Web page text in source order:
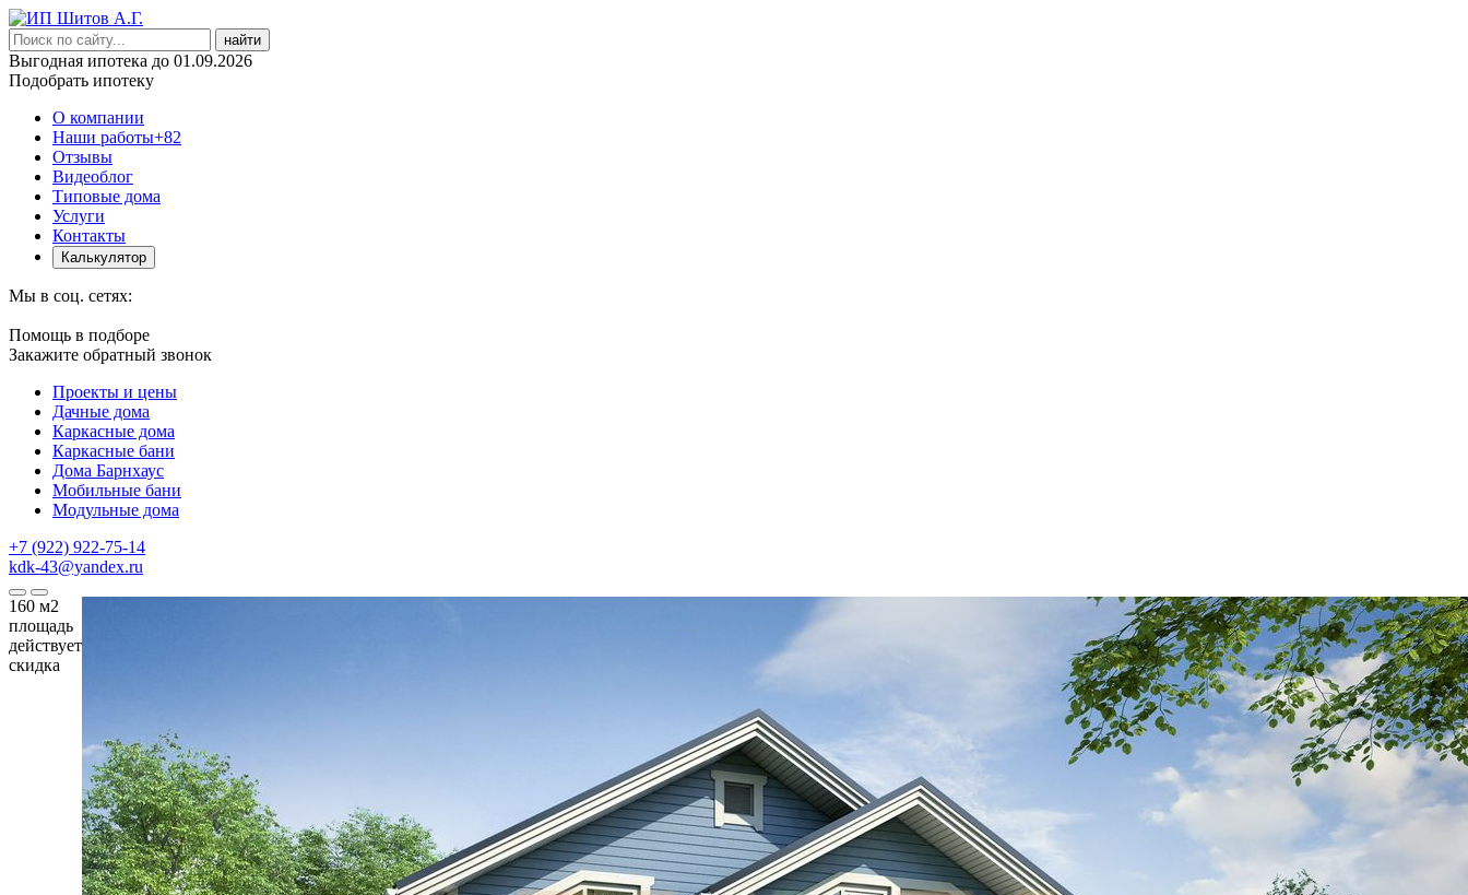
найти
Выгодная ипотека до 01.09.2026
Подобрать ипотеку
О компании
Наши работы+82
Отзывы
Видеоблог
Типовые дома
Услуги
Контакты
Калькулятор
Мы в соц. сетях:
Помощь в подборе
Закажите обратный звонок
Проекты и цены
Дачные дома
Каркасные дома
Каркасные бани
Дома Барнхаус
Мобильные бани
Модульные дома
+7 (922) 922-75-14
kdk-43@yandex.ru
160 м2
площадь
действует
скидка